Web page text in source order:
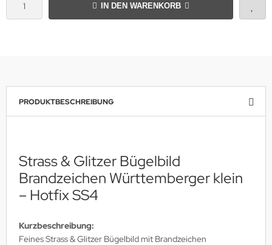
IN DEN WARENKORB
PRODUKTBESCHREIBUNG
Strass & Glitzer Bügelbild
Brandzeichen Württemberger klein
– Hotfix SS4
Kurzbeschreibung:
Feines Strass & Glitzer Bügelbild mit Brandzeichen